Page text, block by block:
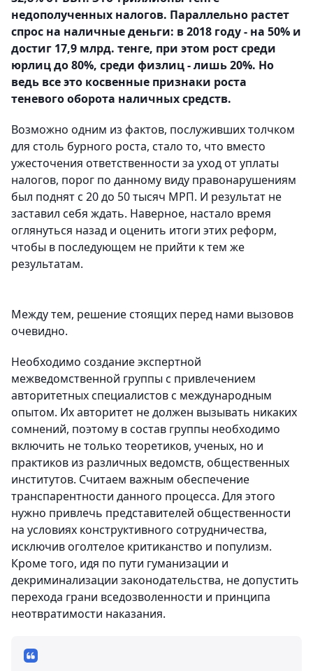
недополученных налогов. Параллельно растет
спрос на наличные деньги: в 2018 году - на 50% и
достиг 17,9 млрд. тенге, при этом рост среди
юрлиц до 80%, среди физлиц - лишь 20%. Но
ведь все это косвенные признаки роста
теневого оборота наличных средств.
Возможно одним из фактов, послуживших толчком
для столь бурного роста, стало то, что вместо
ужесточения ответственности за уход от уплаты
налогов, порог по данному виду правонарушениям
был поднят с 20 до 50 тысяч МРП. И результат не
заставил себя ждать. Наверное, настало время
оглянуться назад и оценить итоги этих реформ,
чтобы в последующем не прийти к тем же
результатам.
Между тем, решение стоящих перед нами вызовов
очевидно.
Необходимо создание экспертной
межведомственной группы с привлечением
авторитетных специалистов с международным
опытом. Их авторитет не должен вызывать никаких
сомнений, поэтому в состав группы необходимо
включить не только теоретиков, ученых, но и
практиков из различных ведомств, общественных
институтов. Считаем важным обеспечение
транспарентности данного процесса. Для этого
нужно привлечь представителей общественности
на условиях конструктивного сотрудничества,
исключив оголтелое критиканство и популизм.
Кроме того, идя по пути гуманизации и
декриминализации законодательства, не допустить
перехода грани вседозволенности и принципа
неотвратимости наказания.